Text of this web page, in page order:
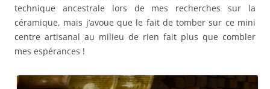
technique ancestrale lors de mes recherches sur la
céramique, mais j’avoue que le fait de tomber sur ce mini
centre artisanal au milieu de rien fait plus que combler
mes espérances !